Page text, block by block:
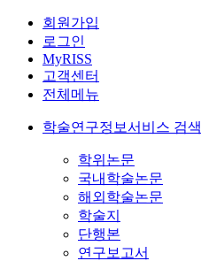
회원가입
로그인
MyRISS
고객센터
전체메뉴
학술연구정보서비스 검색
학위논문
국내학술논문
해외학술논문
학술지
단행본
연구보고서